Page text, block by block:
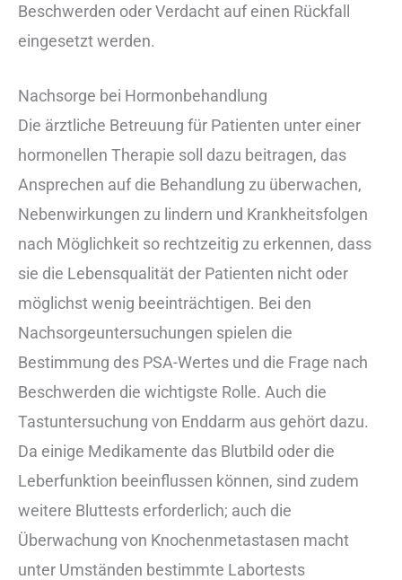
Beschwerden oder Verdacht auf einen Rückfall
eingesetzt werden.
Nachsorge bei Hormonbehandlung
Die ärztliche Betreuung für Patienten unter einer
hormonellen Therapie soll dazu beitragen, das
Ansprechen auf die Behandlung zu überwachen,
Nebenwirkungen zu lindern und Krankheitsfolgen
nach Möglichkeit so rechtzeitig zu erkennen, dass
sie die Lebensqualität der Patienten nicht oder
möglichst wenig beeinträchtigen. Bei den
Nachsorgeuntersuchungen spielen die
Bestimmung des PSA-Wertes und die Frage nach
Beschwerden die wichtigste Rolle. Auch die
Tastuntersuchung von Enddarm aus gehört dazu.
Da einige Medikamente das Blutbild oder die
Leberfunktion beeinflussen können, sind zudem
weitere Bluttests erforderlich; auch die
Überwachung von Knochenmetastasen macht
unter Umständen bestimmte Labortests